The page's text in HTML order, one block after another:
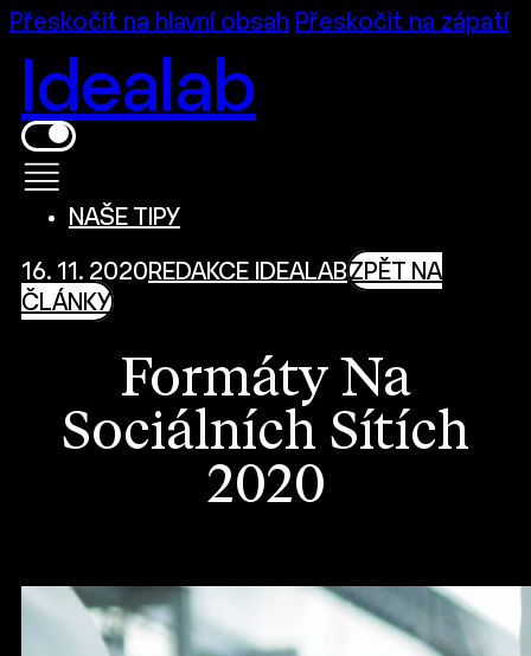
Přeskočit na hlavní obsah Přeskočit na zápatí
Idealab
NAŠE TIPY
16. 11. 2020 REDAKCE IDEALABZPĚT NA
ČLÁNKY
Formáty Na
Sociálních Sítích
2020